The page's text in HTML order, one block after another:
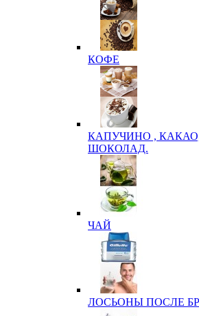
КОФЕ
КАПУЧИНО ,
ШОКОЛАД.
ЧАЙ
ЛОСЬОНЫ ПОСЛЕ